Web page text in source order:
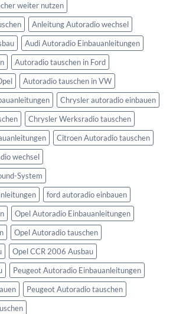
weiter nutzen
Anleitung Autoradio wechsel
Audi Autoradio Einbauanleitungen
Autoradio tauschen in Ford
Autoradio tauschen in VW
Chrysler autoradio einbauen
Chrysler Werksradio tauschen
Citroen Autoradio tauschen
wechsel
System
ford autoradio einbauen
Opel Autoradio Einbauanleitungen
Opel Autoradio tauschen
Opel CCR 2006 Ausbau
Peugeot Autoradio Einbauanleitungen
Peugeot Autoradio tauschen